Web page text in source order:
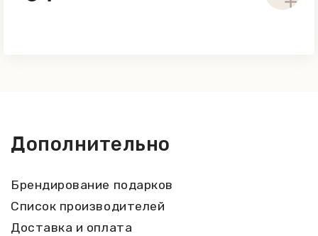
Дополнительно
Брендирование подарков
Список производителей
Доставка и оплата